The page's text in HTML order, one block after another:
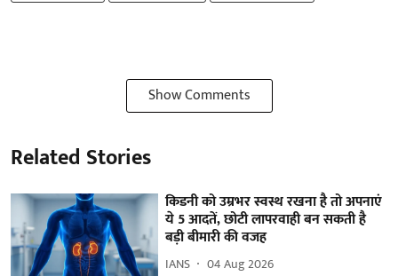
Show Comments
Related Stories
किडनी को उम्रभर स्वस्थ रखना है तो अपनाएं
ये 5 आदतें, छोटी लापरवाही बन सकती है
बड़ी बीमारी की वजह
IANS 04 Aug 2026